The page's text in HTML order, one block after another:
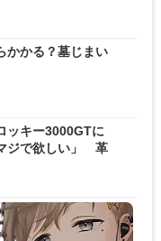
かかる？墓じまい
ッキー3000GTに
ジで欲しい」 革